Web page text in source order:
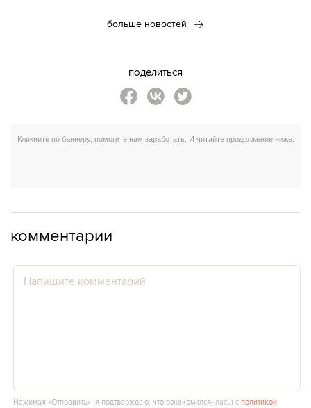
больше новостей
поделиться
комментарии
Нажимая «Отправить», я подтверждаю, что ознакомился(‑лась) сполитикой